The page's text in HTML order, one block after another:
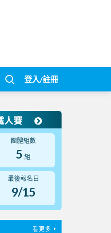
登入/註冊
人賽
團體組數
5 組
最後報名日
9/15
看更多